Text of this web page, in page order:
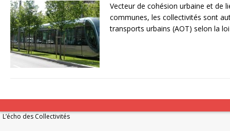
Vecteur de cohésion urbaine et de
communes, les collectivités sont
transports urbains (AOT) selon la
L’écho des Collectivités